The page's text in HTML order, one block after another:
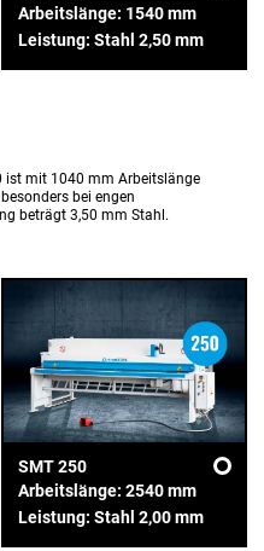
Arbeitslänge: 1540 mm
Leistung: Stahl 2,50 mm
ist mit 1040 mm Arbeitslänge
bei engen
beträgt 3,50 mm Stahl.
SMT 250
Arbeitslänge: 2540 mm
Leistung: Stahl 2,00 mm